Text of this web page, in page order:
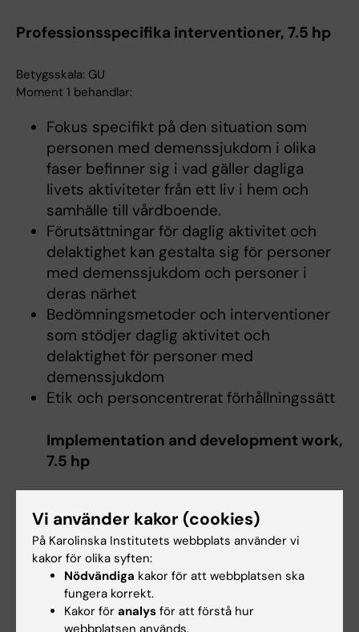
Professionsspecifika interventioner, 7.5 hp
Betygsskala: GU
Moment 1 behandlar:
Fokus specifikt på den situation som
personen med demenssjukdom i olika
faser befinner sig i vad gäller dagliga
livets aktiviteter från ett liv i hem och
samhälle till vårdboende.
Förutsättningar för daglig aktivitet och
delaktighet kan gestalta sig för personer
med demenssjukdom och personer i
deras närhet
Bedömningsmetoder och interventioner
som stödjer daglig aktivitet och
delaktighet för personer med
demenssjukdom
Etik och personcentrerat förhållningssätt
Implementation and development work,
7.5 hp
Moment 2 behandlar teori och strategier
inom implementerings och
förändringsarbete.
Arbetsformer
Vi använder kakor (cookies)
På Karolinska Institutets webbplats använder vi
kakor för olika syften:
Nödvändiga kakor för att webbplatsen ska
fungera korrekt.
Kakor för analys för att förstå hur
webbplatsen används.